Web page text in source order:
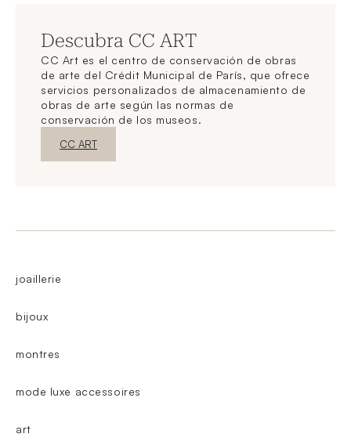
Descubra CC ART
CC Art es el centro de conservación de obras
de arte del Crédit Municipal de París, que ofrece
servicios personalizados de almacenamiento de
obras de arte según las normas de
conservación de los museos.
Nueva ventanaDescubrir
CC ART
joaillerie
bijoux
montres
mode luxe accessoires
art